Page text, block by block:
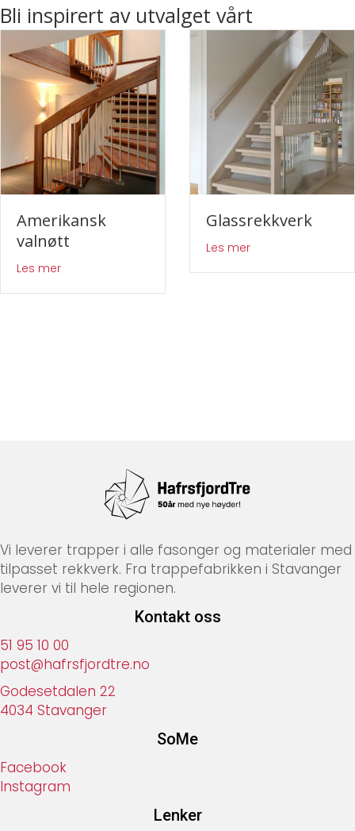
Bli inspirert av utvalget vårt
Amerikansk
valnøtt
Les merabout Amerikansk valnøtt
Glassrekkverk
Les merabout
Vi leverer trapper i alle fasonger og materialer med
tilpasset rekkverk. Fra trappefabrikken i Stavanger
leverer vi til hele regionen.
Kontakt oss
51 95 10 00
post@hafrsfjordtre.no
Godesetdalen 22
4034 Stavanger
SoMe
Facebook
Instagram
Lenker